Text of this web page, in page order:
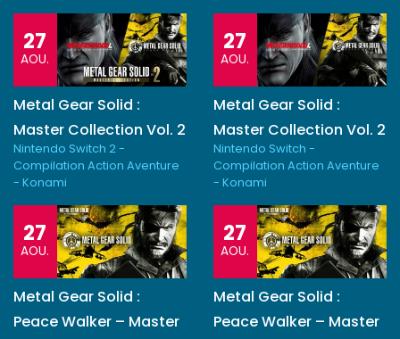
27
AOU.
Metal Gear Solid :
Master Collection Vol. 2
Nintendo Switch 2 -
Compilation Action Aventure
- Konami
27
AOU.
Metal Gear Solid :
Master Collection Vol. 2
Nintendo Switch -
Compilation Action Aventure
- Konami
27
AOU.
Metal Gear Solid :
Peace Walker – Master
27
AOU.
Metal Gear Solid :
Peace Walker – Master